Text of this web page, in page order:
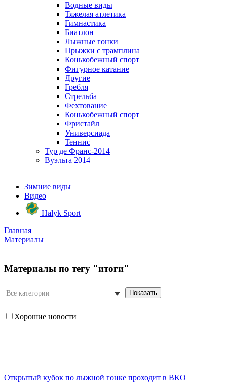
Водные виды
Тяжелая атлетика
Гимнастика
Биатлон
Лыжные гонки
Прыжки с трамплина
Конькобежный спорт
Фигурное катание
Другие
Гребля
Стрельба
Фехтование
Конькобежный спорт
Фристайл
Универсиада
Теннис
Тур де Франс-2014
Вуэльта 2014
Зимние виды
Видео
Halyk Sport
Главная
Материалы
Материалы по тегу "итоги"
Все категории Показать
Хорошие новости
Открытый кубок по лыжной гонке проходит в ВКО